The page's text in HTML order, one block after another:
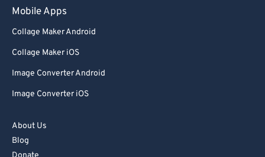
Mobile Apps
Collage Maker Android
Collage Maker iOS
Image Converter Android
Image Converter iOS
About Us
Blog